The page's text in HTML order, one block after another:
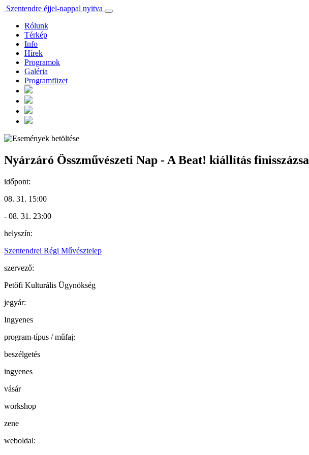
Szentendre éjjel-nappal nyitva
Rólunk
Térkép
Info
Hírek
Programok
Galéria
Programfüzet
Nyárzáró Összművészeti Nap - A Beat! kiállítás finisszázsa
időpont:
08. 31. 15:00
- 08. 31. 23:00
helyszín:
Szentendrei Régi Művésztelep
szervező:
Petőfi Kulturális Ügynökség
jegyár:
Ingyenes
program-típus / műfaj:
beszélgetés
ingyenes
vásár
workshop
zene
weboldal: